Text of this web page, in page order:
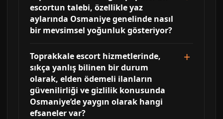
escortun talebi, özellikle yaz
aylarında Osmaniye genelinde nasıl
bir mevsimsel yoğunluk gösteriyor?
Toprakkale escort hizmetlerinde,
sıkça yanlış bilinen bir durum
olarak, elden ödemeli ilanların
güvenilirliği ve gizlilik konusunda
Osmaniye’de yaygın olarak hangi
efsaneler var?